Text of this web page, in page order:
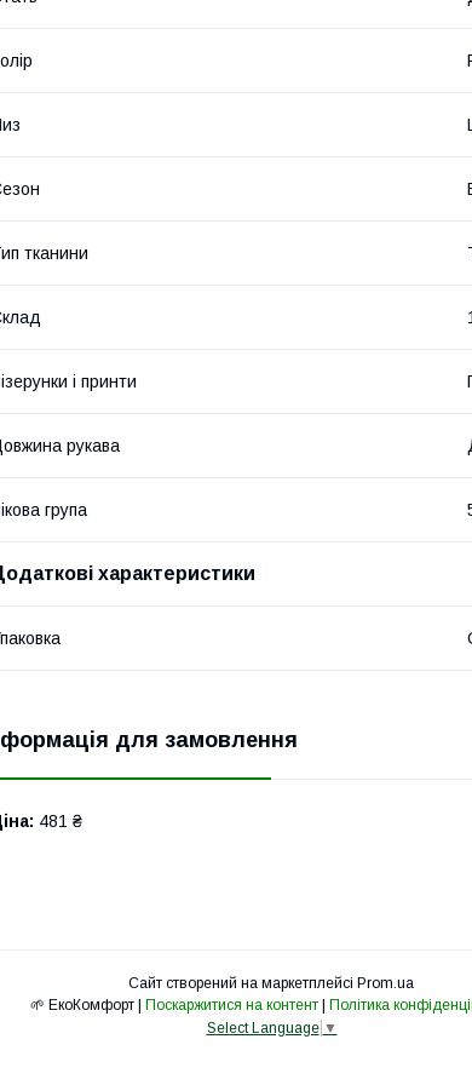
тканини
і принти
рукава
група
характеристики
для замовлення
481 ₴
Сайт створений на маркетплейсі Prom.ua
Поскаржитися на контент
Політика
Select Language ▼